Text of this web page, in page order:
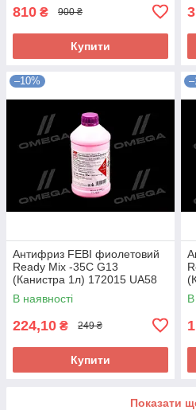
810 ₴ 900 ₴
Купити
–10%
Антифриз FEBI фиолетовий
Ready Mix -35C G13
(Канистра 1л) 172015 UA58
В наявності
224,10 ₴ 249 ₴
Купити
В
Показати